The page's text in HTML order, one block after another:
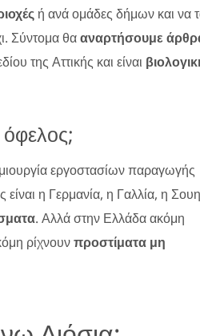
ή ανά ομάδες δήμων και να
Σύντομα θααναρτήσουμε
της Αττικής και είναι
εργοστασίων παραγωγής
η Γερμανία, η Γαλλία, η
. Αλλά στην Ελλάδα ακόμη
ρίχνουνπροστίματα μη